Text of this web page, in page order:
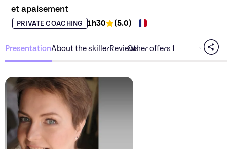
et apaisement
PRIVATE COACHING 1h30 (5.0)
PresentationAbout the skillerReviewsOther offers from the skiller